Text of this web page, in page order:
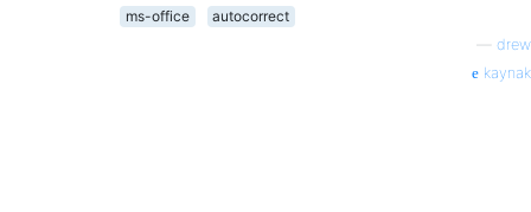
ms-office
autocorrect
drew
kaynak